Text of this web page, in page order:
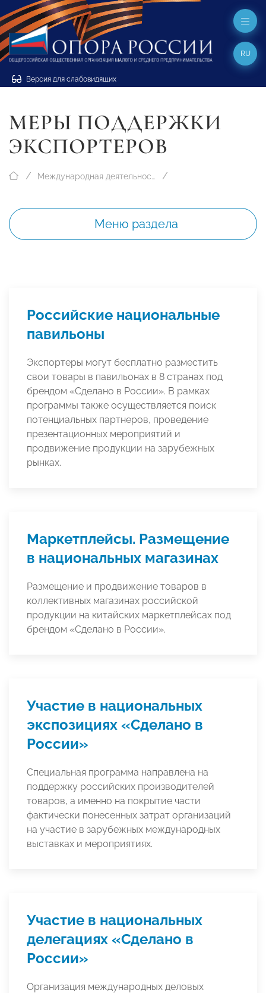
Версия для слабовидящих
RU
МЕРЫ ПОДДЕРЖКИ
ЭКСПОРТЕРОВ
Международная деятельность
Меню раздела
Российские национальные
павильоны
Экспортеры могут бесплатно разместить
свои товары в павильонах в 8 странах под
брендом «Сделано в России». В рамках
программы также осуществляется поиск
потенциальных партнеров, проведение
презентационных мероприятий и
продвижение продукции на зарубежных
рынках.
Маркетплейсы. Размещение
в национальных магазинах
Размещение и продвижение товаров в
коллективных магазинах российской
продукции на китайских маркетплейсах под
брендом «Сделано в России».
Участие в национальных
экспозициях «Сделано в
России»
Специальная программа направлена на
поддержку российских производителей
товаров, а именно на покрытие части
фактически понесенных затрат организаций
на участие в зарубежных международных
выставках и мероприятиях.
Участие в национальных
делегациях «Сделано в
России»
Организация международных деловых